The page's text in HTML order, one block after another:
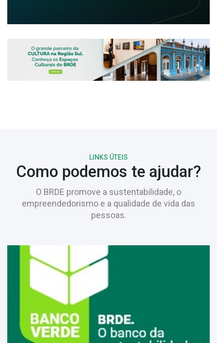
LINKS ÚTEIS
Como podemos te ajudar?
O BRDE promove a sustentabilidade, o
empreendedorismo e a qualidade de vida das
pessoas.